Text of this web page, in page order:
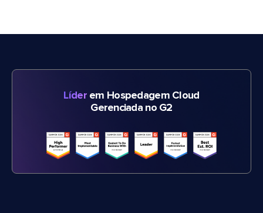
Líderem Hospedagem Cloud
Gerenciada no G2